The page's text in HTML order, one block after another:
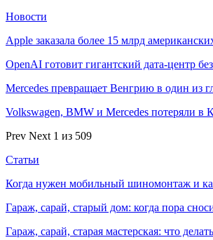
Новости
Apple заказала более 15 млрд
OpenAI готовит гигантский дата-центр
Mercedes превращает Венгрию в один из
Volkswagen, BMW и Mercedes потеряли в
Prev Next 1 из 509
Статьи
Когда нужен мобильный шиномонтаж и
Гараж, сарай, старый дом: когда пора
Гараж, сарай, старая мастерская: что